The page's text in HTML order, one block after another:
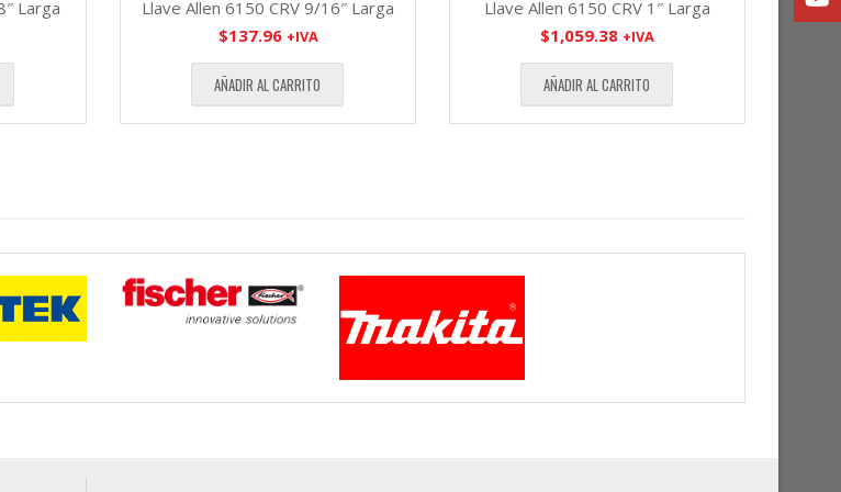
Larga
Llave Allen 6150 CRV 9/16″ Larga
$137.96 +IVA
AÑADIR AL CARRITO
Llave Allen 6150 CRV 1″ Larga
$1,059.38 +IVA
AÑADIR AL CARRITO